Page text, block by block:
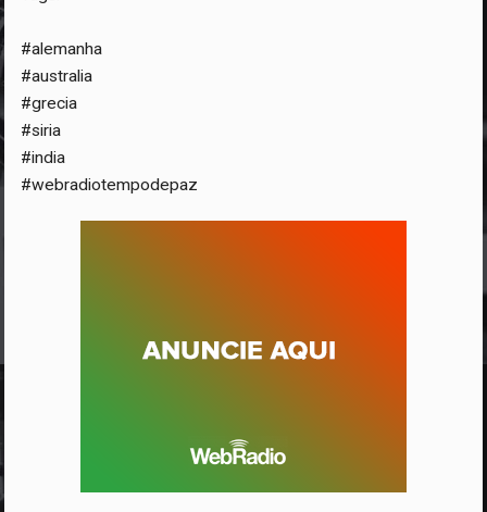
#alemanha
#australia
#grecia
#siria
#india
#webradiotempodepaz